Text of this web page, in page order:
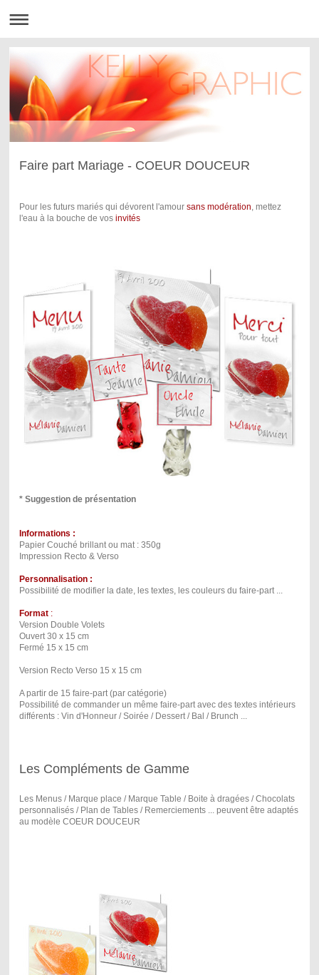
Faire part Mariage - COEUR DOUCEUR
Pour les futurs mariés qui dévorent l'amour sans modération, mettez
l'eau à la bouche de vos invités
* Suggestion de présentation
Informations :
Papier Couché brillant ou mat : 350g
Impression Recto & Verso
Personnalisation :
Possibilité de modifier la date, les textes, les couleurs du faire-part ...
Format:
Version Double Volets
Ouvert 30 x 15 cm
Fermé 15 x 15 cm
Version Recto Verso 15 x 15 cm
A partir de 15 faire-part (par catégorie)
Possibilité de commander un même faire-part avec des textes intérieurs
différents : Vin d'Honneur / Soirée / Dessert / Bal / Brunch ...
Les Compléments de Gamme
Les Menus / Marque place / Marque Table / Boite à dragées / Chocolats
personnalisés / Plan de Tables / Remerciements ... peuvent être adaptés
au modèle COEUR DOUCEUR